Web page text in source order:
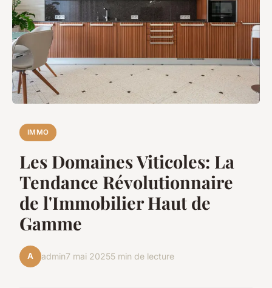
IMMO
Les Domaines Viticoles: La
Tendance Révolutionnaire
de l'Immobilier Haut de
Gamme
A admin7 mai 20255 min de lecture